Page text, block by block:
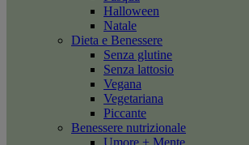
Halloween
Natale
Dieta e Benessere
Senza glutine
Senza lattosio
Vegana
Vegetariana
Piccante
Benessere nutrizionale
Umore + Mente